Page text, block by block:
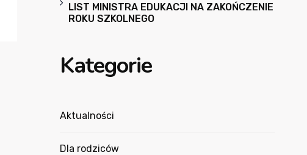
LIST MINISTRA EDUKACJI NA ZAKOŃCZENIE
ROKU SZKOLNEGO
Kategorie
Aktualności
Dla rodziców